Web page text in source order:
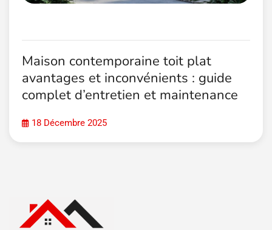
Maison contemporaine toit plat
avantages et inconvénients : guide
complet d’entretien et maintenance
18 Décembre 2025